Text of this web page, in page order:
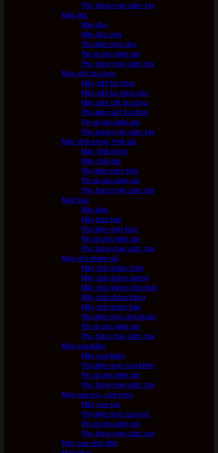
Phụ tùng máy cầm tay
Máy đục
Máy đục
Máy đục phá
Phụ kiện máy đục
Pin và phụ kiện pin
Phụ tùng máy cầm tay
Máy siết bu lông
Máy siết bu lông
Máy siết bu lông góc
Máy siết cắt bu lông
Phụ kiện siết bu lông
Pin và phụ kiện pin
Phụ tùng máy cầm tay
Máy thổi nóng, thổi gió
Máy thổi nóng
Máy thổi gió
Phụ kiện máy thổi
Pin và phụ kiện pin
Phụ tùng máy cầm tay
Máy bào
Máy bào
Máy bào bàn
Phụ kiện máy bào
Pin và phụ kiện pin
Phụ tùng máy cầm tay
Máy chà nhám gỗ
Máy chà nhám tròn
Máy chà nhám vuông
Máy chà nhám chữ nhật
Máy chà nhám băng
Máy chà nhám bàn
Phụ kiện máy chà nhám
Pin và phụ kiện pin
Phụ tùng máy cầm tay
Máy cưa kiếm
Máy cưa kiếm
Phụ kiện máy cưa kiếm
Pin và phụ kiện pin
Phụ tùng máy cầm tay
Máy cưa sọc, cưa lọng
Máy cưa sọc
Phụ kiện máy cưa sọc
Pin và phụ kiện pin
Phụ tùng máy cầm tay
Máy cưa xích điện